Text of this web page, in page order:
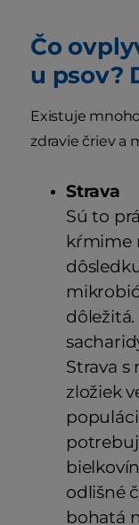
Čo
u psov?
Existuje
zdravie čriev a
Strava
Sú to
kŕmime
Strava
zložiek
odlišné
bohatá